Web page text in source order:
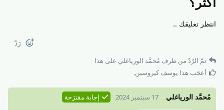
انتظر تعليقك ..
رَدّ
تمّ الرّدّ من طرف مُحمَّد الورياغلي على هذا
أعجَب هذا يوسف كيروسين.
مُحمَّد الورياغلي 17 سبتمبر 2024 إجابة مقترَحة